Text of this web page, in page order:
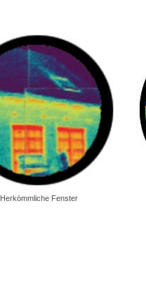
Herkömmliche Fenster